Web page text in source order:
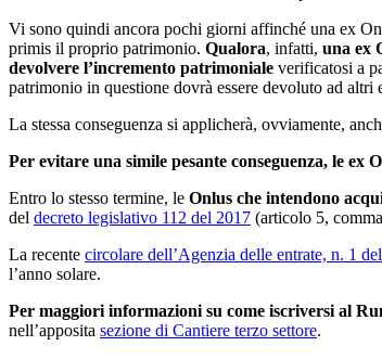
Vi sono quindi ancora pochi giorni affinché una ex
primis il proprio patrimonio. Qualora, infatti, una ex
devolvere l’incremento patrimoniale verificatosi a
patrimonio in questione dovrà essere devoluto ad
La stessa conseguenza si applicherà, ovviamente,
Per evitare una simile pesante conseguenza, le
Entro lo stesso termine, le Onlus che intendono
del decreto legislativo 112 del 2017 (articolo 5,
La recente circolare dell’Agenzia delle entrate, n. 1
l’anno solare.
Per maggiori informazioni su come iscriversi al
nell’apposita sezione di Cantiere terzo settore.